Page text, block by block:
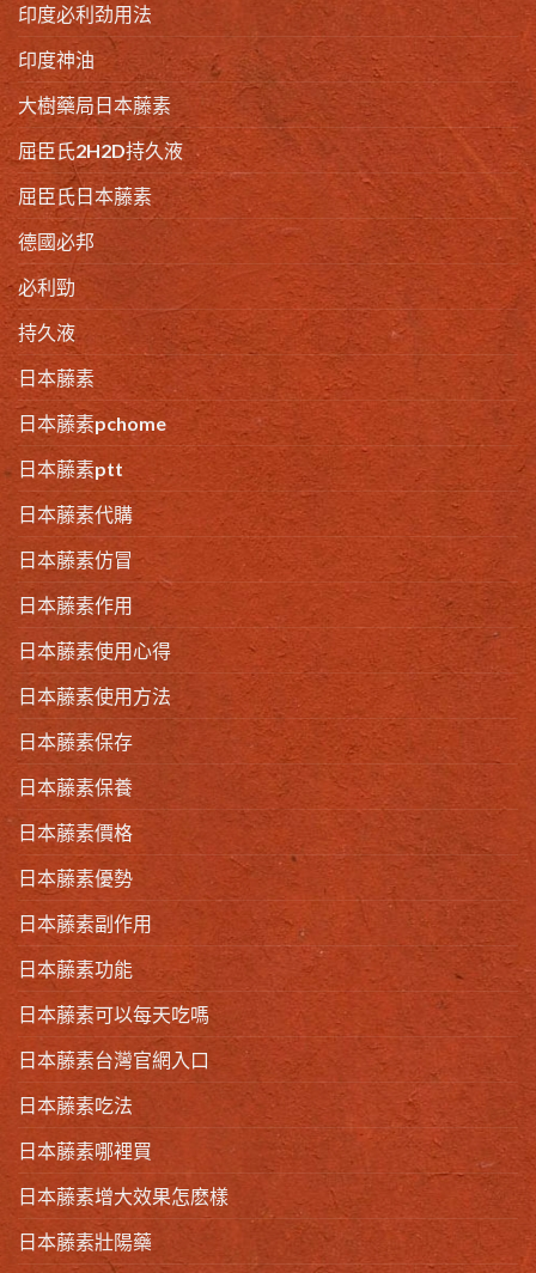
印度必利劲用法
印度神油
大樹藥局日本藤素
屈臣氏2H2D持久液
屈臣氏日本藤素
德國必邦
必利勁
持久液
日本藤素
日本藤素pchome
日本藤素ptt
日本藤素代購
日本藤素仿冒
日本藤素作用
日本藤素使用心得
日本藤素使用方法
日本藤素保存
日本藤素保養
日本藤素價格
日本藤素優勢
日本藤素副作用
日本藤素功能
日本藤素可以每天吃嗎
日本藤素台灣官網入口
日本藤素吃法
日本藤素哪裡買
日本藤素增大效果怎麽樣
日本藤素壯陽藥